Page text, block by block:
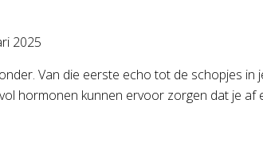
2025
Van die eerste echo tot de schopjes
hormonen kunnen ervoor zorgen dat je